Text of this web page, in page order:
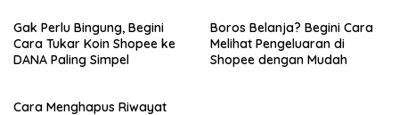
Gak Perlu Bingung, Begini
Cara Tukar Koin Shopee ke
DANA Paling Simpel
Boros Belanja? Begini Cara
Melihat Pengeluaran di
Shopee dengan Mudah
Cara Menghapus Riwayat